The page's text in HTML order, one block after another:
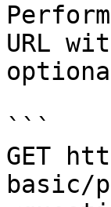
URL
```
GET
basic/